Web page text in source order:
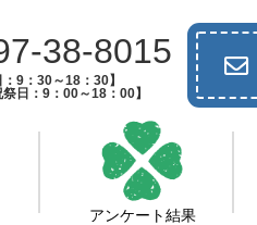
38-8015
：9：30～18：30】
祭日：9：00～18：00】
アンケート結果